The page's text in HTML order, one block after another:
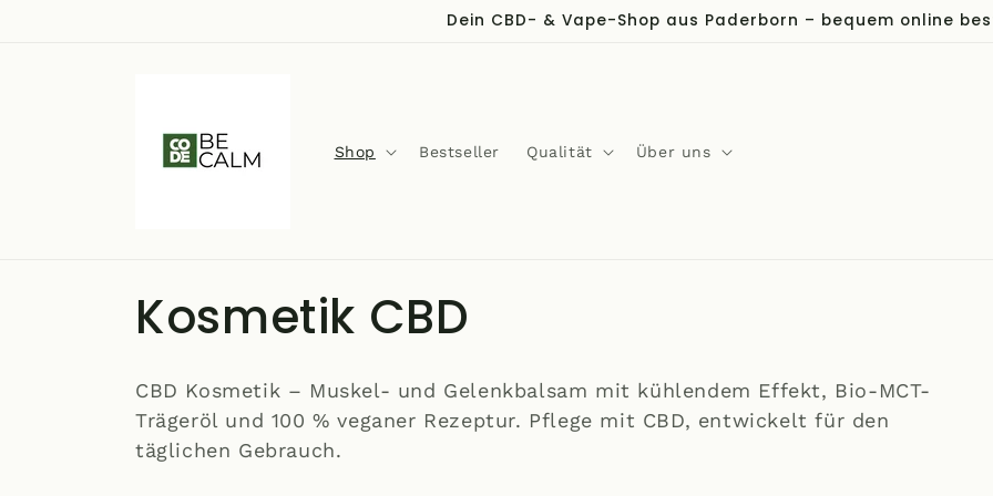
Dein CBD- & Vape-Shop aus Paderborn – bequem online
Shop Bestseller Qualität Über uns
K
a
t
Kosmetik CBD
CBD Kosmetik – Muskel- und Gelenkbalsam mit kühlendem Effekt, Bio-MCT-
Trägeröl und 100 % veganer Rezeptur. Pflege mit CBD, entwickelt für den
täglichen Gebrauch.